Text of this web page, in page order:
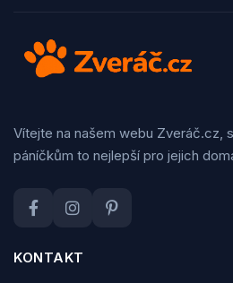
Vítejte na našem webu Zveráč.cz,
páníčkům to nejlepší pro jejich
KONTAKT